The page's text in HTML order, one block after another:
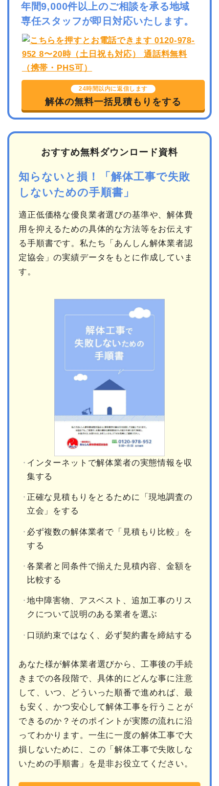
年間9,000件以上のご相談を承る地域
専任スタッフが即日対応いたします。
24時間以内に返信します
解体の無料一括見積もりをする
おすすめ無料ダウンロード資料
知らないと損！「解体工事で失敗
しないための手順書」
適正低価格な優良業者選びの基準や、解体費
用を抑えるための具体的な方法等をお伝えす
る手順書です。私たち「あんしん解体業者認
定協会」の実績データをもとに作成していま
す。
インターネットで解体業者の実態情報を収
集する
正確な見積もりをとるために「現地調査の
立会」をする
必ず複数の解体業者で「見積もり比較」を
する
各業者と同条件で揃えた見積内容、金額を
比較する
地中障害物、アスベスト、追加工事のリス
クについて説明のある業者を選ぶ
口頭約束ではなく、必ず契約書を締結する
あなた様が解体業者選びから、工事後の手続
きまでの各段階で、具体的にどんな事に注意
して、いつ、どういった順番で進めれば、最
も安く、かつ安心して解体工事を行うことが
できるのか？そのポイントが実際の流れに沿
ってわかります。一生に一度の解体工事で大
損しないために、この「解体工事で失敗しな
いための手順書」を是非お役立てください。